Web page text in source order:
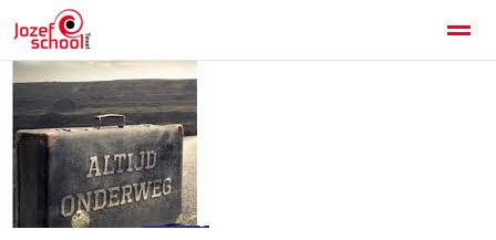
Jozefschool Texel Kennismaken
Home Facebook